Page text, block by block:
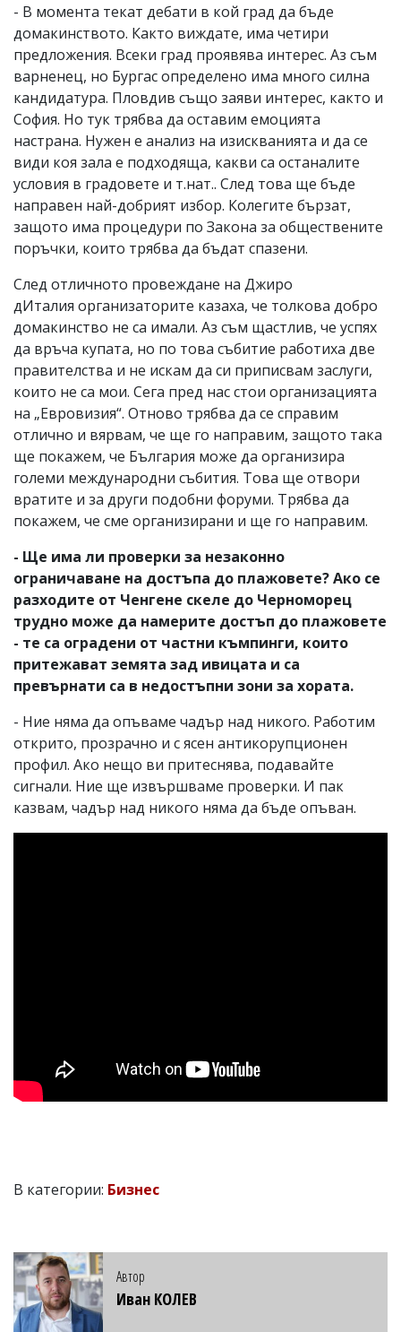
- В момента текат дебати в кой град да бъде
домакинството. Както виждате, има четири
предложения. Всеки град проявява интерес. Аз съм
варненец, но Бургас определено има много силна
кандидатура. Пловдив също заяви интерес, както и
София. Но тук трябва да оставим емоцията
настрана. Нужен е анализ на изискванията и да се
види коя зала е подходяща, какви са останалите
условия в градовете и т.нат.. След това ще бъде
направен най-добрият избор. Колегите бързат,
защото има процедури по Закона за обществените
поръчки, които трябва да бъдат спазени.
След отличното провеждане на Джиро
дИталия организаторите казаха, че толкова добро
домакинство не са имали. Аз съм щастлив, че успях
да връча купата, но по това събитие работиха две
правителства и не искам да си приписвам заслуги,
които не са мои. Сега пред нас стои организацията
на „Евровизия“. Отново трябва да се справим
отлично и вярвам, че ще го направим, защото така
ще покажем, че България може да организира
големи международни събития. Това ще отвори
вратите и за други подобни форуми. Трябва да
покажем, че сме организирани и ще го направим.
- Ще има ли проверки за незаконно
ограничаване на достъпа до плажовете? Ако се
разходите от Ченгене скеле до Черноморец
трудно може да намерите достъп до плажовете
- те са оградени от частни къмпинги, които
притежават земята зад ивицата и са
превърнати са в недостъпни зони за хората.
- Ние няма да опъваме чадър над никого. Работим
открито, прозрачно и с ясен антикорупционен
профил. Ако нещо ви притеснява, подавайте
сигнали. Ние ще извършваме проверки. И пак
казвам, чадър над никого няма да бъде опъван.
В категории: Бизнес
Автор
Иван КОЛЕВ